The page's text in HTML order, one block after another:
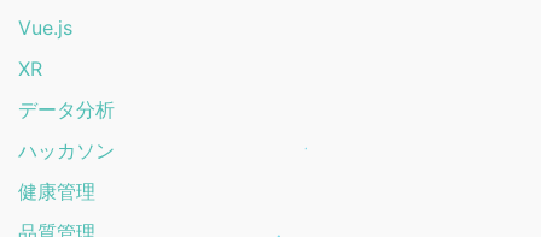
Vue.js
XR
データ分析
ハッカソン
健康管理
品質管理